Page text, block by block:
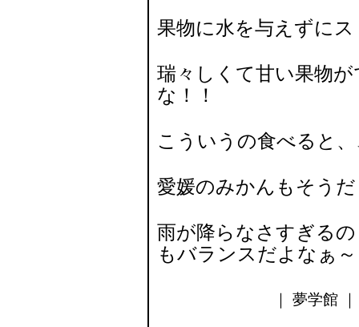
果物に水を与えずに
瑞々しくて甘い果物
な！！
こういうの食べると
愛媛のみかんもそう
雨が降らなさすぎる
もバランスだよなぁ～
｜ 夢学館